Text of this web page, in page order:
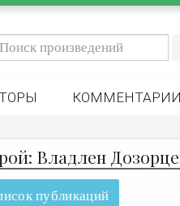
КОММЕНТАРИИ
Владлен
публикаций